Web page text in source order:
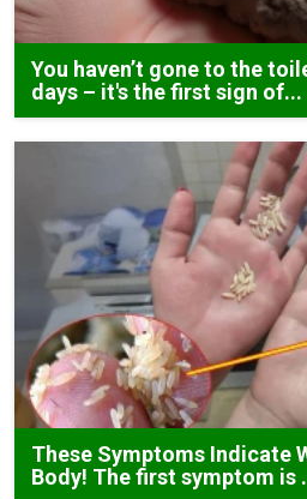
You haven’t gone to the
days – it's the first sign of...
These Symptoms Indicate
Body! The first symptom is